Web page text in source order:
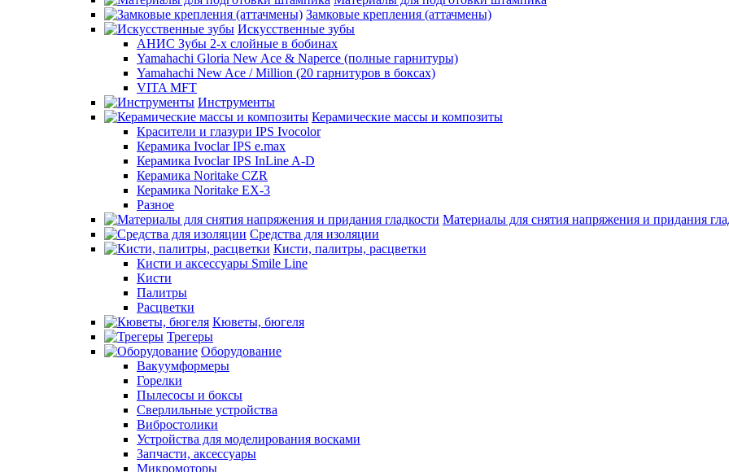
Замковые крепления (аттачмены)
Искусственные зубы
АНИС Зубы 2-х слойные в бобинах
Yamahachi Gloria New Ace & Naperce (полные гарнитуры)
Yamahachi New Ace / Million (20 гарнитуров в боксах)
VITA MFT
Инструменты
Керамические массы и композиты
Красители и глазури IPS Ivocolor
Керамика Ivoclar IPS e.max
Керамика Ivoclar IPS InLine A-D
Керамика Noritake CZR
Керамика Noritake EX-3
Разное
Материалы для снятия напряжения и придания
Средства для изоляции
Кисти, палитры, расцветки
Кисти и аксессуары Smile Line
Кисти
Палитры
Расцветки
Кюветы, бюгеля
Трегеры
Оборудование
Вакуумформеры
Горелки
Пылесосы и боксы
Сверлильные устройства
Вибростолики
Устройства для моделирования восками
Запчасти, аксессуары
Микромоторы